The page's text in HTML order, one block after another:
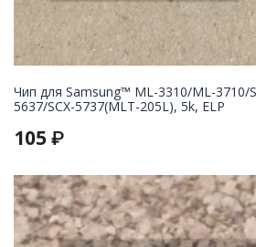
Чип для Samsung™ ML-3310/ML-3710/
5637/SCX-5737(MLT-205L), 5k, ELP
105 ₽